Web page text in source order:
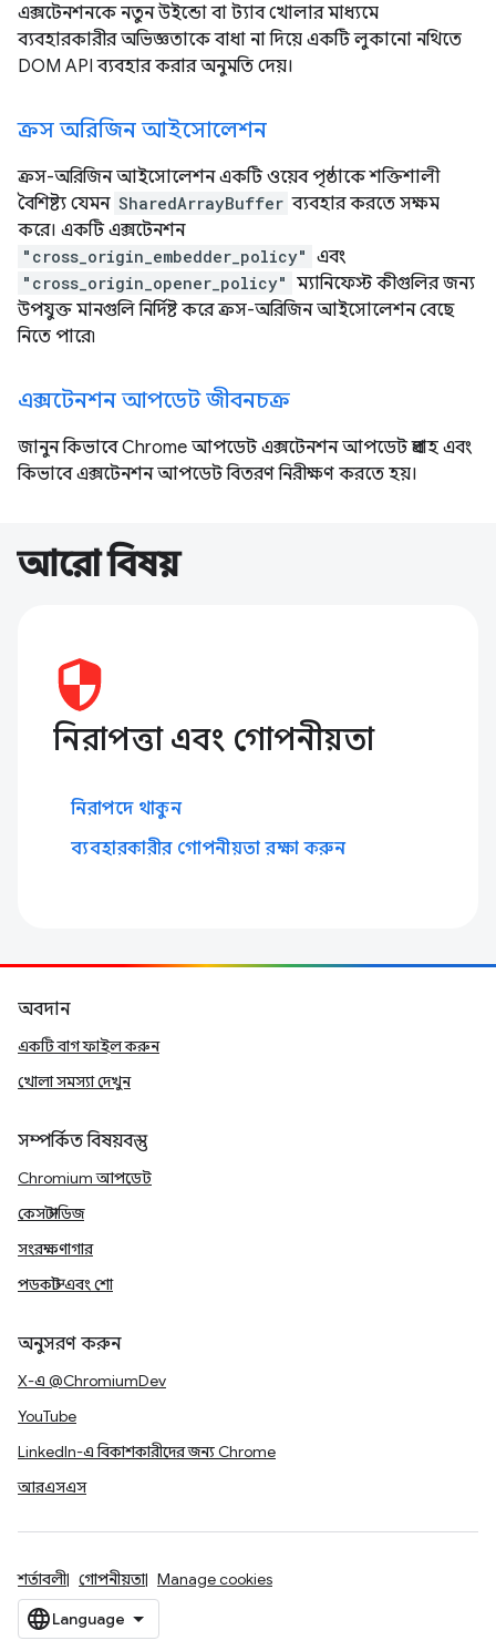
এক্সটেনশনকে নতুন উইন্ডো বা ট্যাব খোলার মাধ্যমে
ব্যবহারকারীর অভিজ্ঞতাকে বাধা না দিয়ে একটি লুকানো নথিতে
DOM API ব্যবহার করার অনুমতি দেয়।
ক্রস অরিজিন আইসোলেশন
ক্রস-অরিজিন আইসোলেশন একটি ওয়েব পৃষ্ঠাকে শক্তিশালী
বৈশিষ্ট্য যেমন SharedArrayBuffer ব্যবহার করতে সক্ষম
করে। একটি এক্সটেনশন
"cross_origin_embedder_policy" এবং
"cross_origin_opener_policy" ম্যানিফেস্ট কীগুলির জন্য
উপযুক্ত মানগুলি নির্দিষ্ট করে ক্রস-অরিজিন আইসোলেশন বেছে
নিতে পারে৷
এক্সটেনশন আপডেট জীবনচক্র
জানুন কিভাবে Chrome আপডেট এক্সটেনশন আপডেট প্রবাহ এবং
কিভাবে এক্সটেনশন আপডেট বিতরণ নিরীক্ষণ করতে হয়।
আরো বিষয়
নিরাপত্তা এবং গোপনীয়তা
নিরাপদে থাকুন
ব্যবহারকারীর গোপনীয়তা রক্ষা করুন
অবদান
একটি বাগ ফাইল করুন
খোলা সমস্যা দেখুন
সম্পর্কিত বিষয়বস্তু
Chromium আপডেট
কেস স্টাডিজ
সংরক্ষণাগার
পডকাস্ট এবং শো
অনুসরণ করুন
X-এ @ChromiumDev
YouTube
LinkedIn-এ বিকাশকারীদের জন্য Chrome
আরএসএস
শর্তাবলী গোপনীয়তা Manage cookies